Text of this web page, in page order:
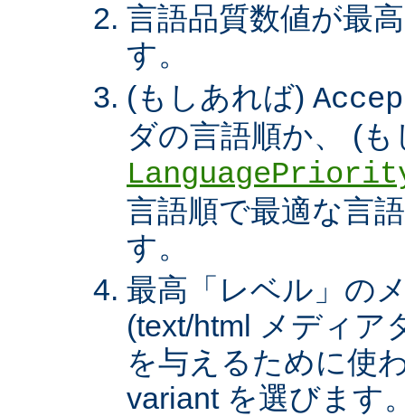
言語品質数値が最
す。
(もしあれば)
ダの言語順か、 (
言語順で最適な言
す。
最高「レベル」の
(text/html メディア
を与えるために使
variant を選びます